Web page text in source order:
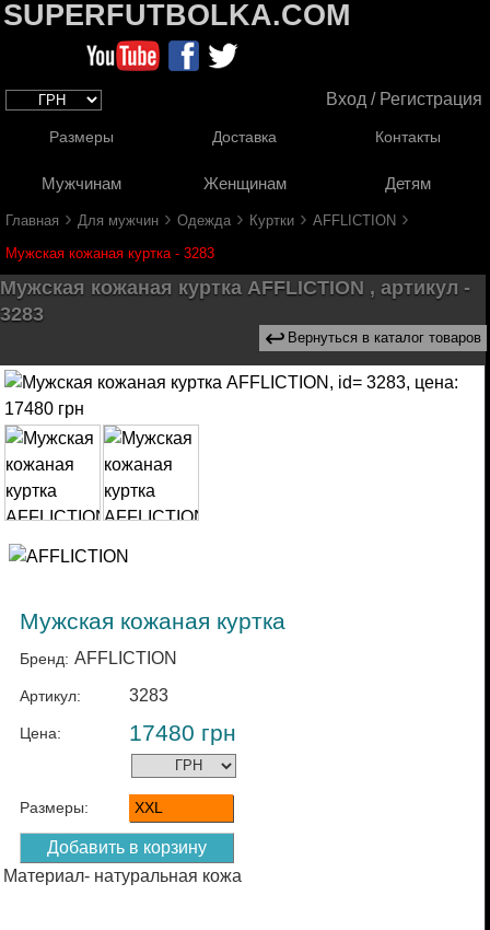
SUPERFUTBOLKA.COM
Вход / Регистрация
Размеры Доставка Контакты
Мужчинам Женщинам Детям
Главная › Для мужчин › Одежда › Куртки › AFFLICTION ›
Мужская кожаная куртка - 3283
Мужская кожаная куртка AFFLICTION , артикул -
3283
↩ Вернуться в каталог товаров
Мужская кожаная куртка
Бренд: AFFLICTION
Артикул: 3283
Цена: 17480 грн
Размеры: XXL
Материал- натуральная кожа